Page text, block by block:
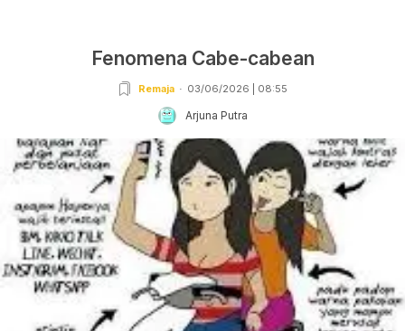
Fenomena Cabe-cabean
Remaja 03/06/2026 | 08:55
Arjuna Putra